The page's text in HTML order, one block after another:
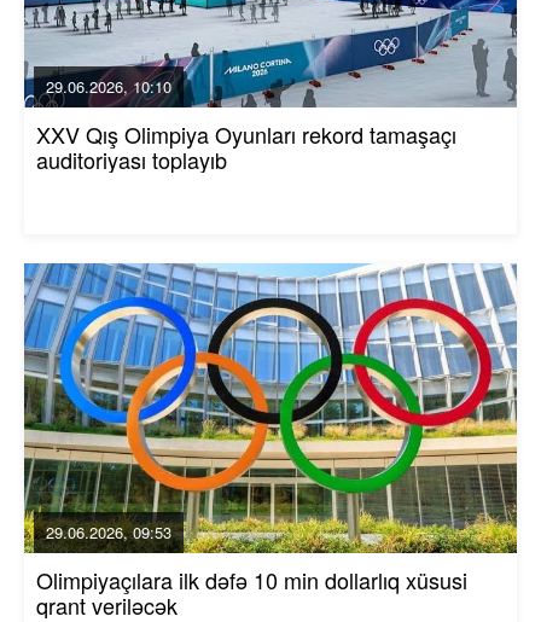
29.06.2026, 10:10
XXV Qış Olimpiya Oyunları rekord tamaşaçı
auditoriyası toplayıb
29.06.2026, 09:53
Olimpiyaçılara ilk dəfə 10 min dollarlıq xüsusi
qrant veriləcək